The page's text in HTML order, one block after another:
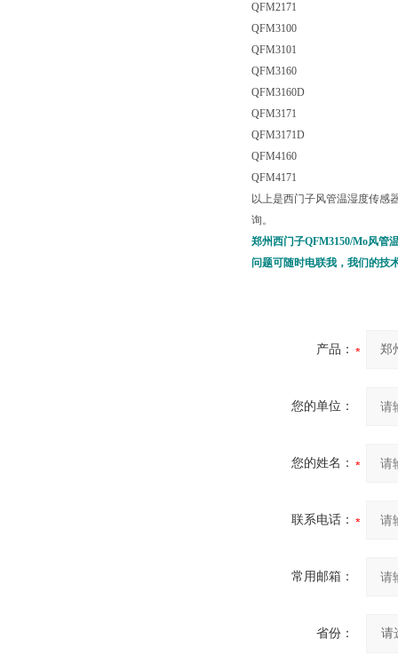
QFM2171
QFM3100
QFM3101
QFM3160
QFM3160D
QFM3171
QFM3171D
QFM4160
QFM4171
以上是西门子风管温湿度传感
询。
郑州西门子QFM3150/Mo风管
问题可随时电联我，我们的技
产品：
您的单位：
您的姓名：
联系电话：
常用邮箱：
省份：